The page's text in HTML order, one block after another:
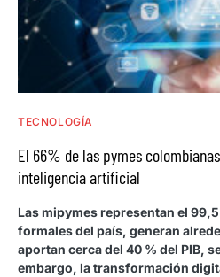
TECNOLOGÍA
El 66% de las pymes
inteligencia artificial
Las mipymes representan el
formales del país, generan
aportan cerca del 40 % del PIB,
embargo, la transformación